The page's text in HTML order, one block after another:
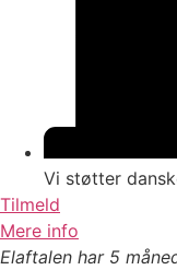
Vi støtter
Tilmeld
Mere info
Elaftalen har 5